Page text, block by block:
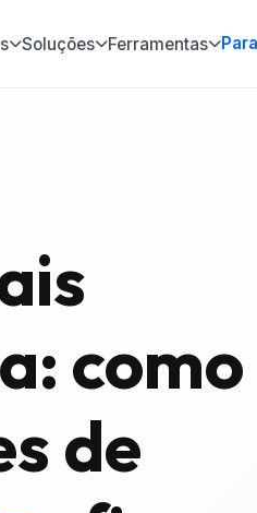
Soluções Ferramentas
como
de